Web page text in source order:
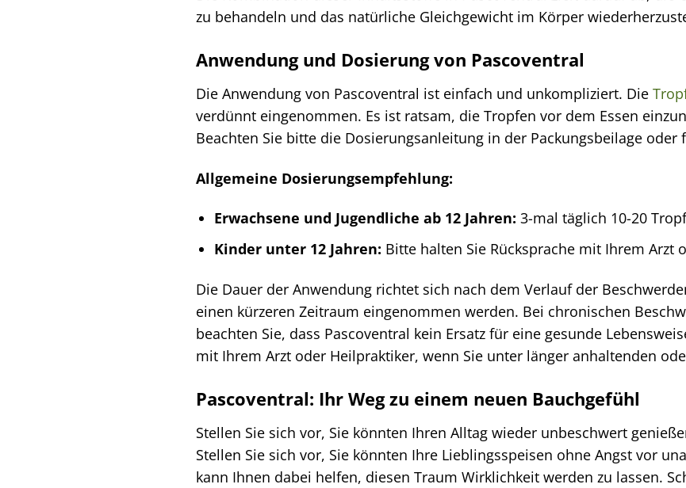
zu behandeln und das natürliche Gleichgewicht im Körper
Anwendung und Dosierung von Pascoventral
Die Anwendung von Pascoventral ist einfach und unkompliziert. Die
verdünnt eingenommen. Es ist ratsam, die Tropfen vor dem Essen
Beachten Sie bitte die Dosierungsanleitung in der Packungsbeilage oder
Allgemeine Dosierungsempfehlung:
Erwachsene und Jugendliche ab 12 Jahren: 3-mal täglich 10-20
Kinder unter 12 Jahren: Bitte halten Sie Rücksprache mit Ihrem Arzt
Die Dauer der Anwendung richtet sich nach dem Verlauf der
einen kürzeren Zeitraum eingenommen werden. Bei chronischen
beachten Sie, dass Pascoventral kein Ersatz für eine gesunde
mit Ihrem Arzt oder Heilpraktiker, wenn Sie unter länger anhaltenden
Pascoventral: Ihr Weg zu einem neuen Bauchgefühl
Stellen Sie sich vor, Sie könnten Ihren Alltag wieder unbeschwert
Stellen Sie sich vor, Sie könnten Ihre Lieblingsspeisen ohne Angst vor
kann Ihnen dabei helfen, diesen Traum Wirklichkeit werden zu lassen.